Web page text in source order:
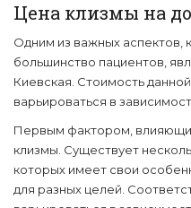
Цена клизмы на
Одним из важных аспектов,
большинство пациентов,
Киевская. Стоимость
варьироваться в
Первым фактором,
клизмы. Существует
которых имеет свои
для разных целей.